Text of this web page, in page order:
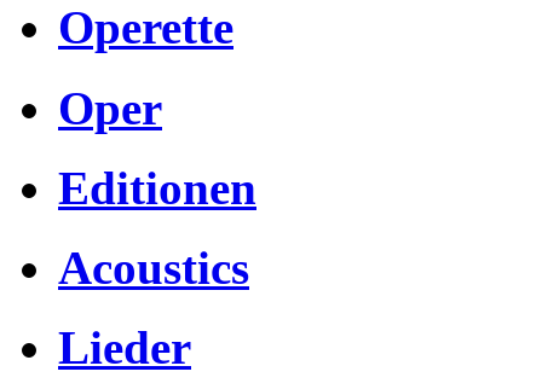
Operette
Oper
Editionen
Acoustics
Lieder